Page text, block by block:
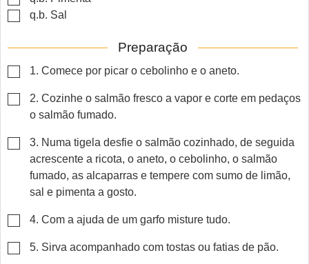
▢
q.b. Sal
Preparação
▢
1. Comece por picar o cebolinho e o aneto.
▢
2. Cozinhe o salmão fresco a vapor e corte em pedaços
o salmão fumado.
▢
3. Numa tigela desfie o salmão cozinhado, de seguida
acrescente a ricota, o aneto, o cebolinho, o salmão
fumado, as alcaparras e tempere com sumo de limão,
sal e pimenta a gosto.
▢
4. Com a ajuda de um garfo misture tudo.
▢
5. Sirva acompanhado com tostas ou fatias de pão.